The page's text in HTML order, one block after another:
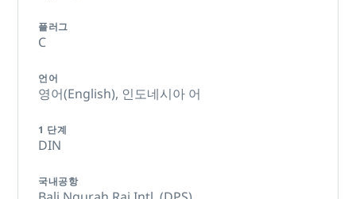
플러그
C
언어
영어(English), 인도네시아 어
1 단계
DIN
국내공항